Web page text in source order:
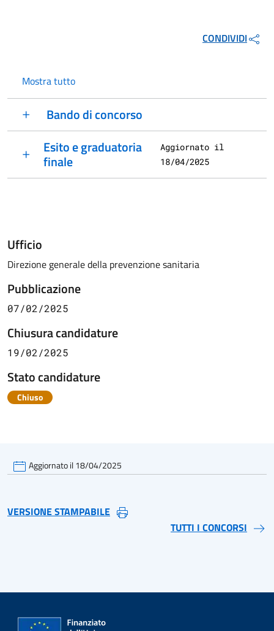
CONDIVIDI
Mostra tutto
Bando di concorso
Esito e graduatoria
finale
Aggiornato il
18/04/2025
Ufficio
Direzione generale della prevenzione sanitaria
Pubblicazione
07/02/2025
Chiusura candidature
19/02/2025
Stato candidature
Chiuso
Aggiornato il 18/04/2025
VERSIONE STAMPABILE
TUTTI I CONCORSI